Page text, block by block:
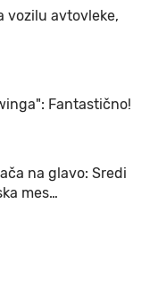
vozilu avtovleke,
Fantastično!
na glavo: Sredi
mes…